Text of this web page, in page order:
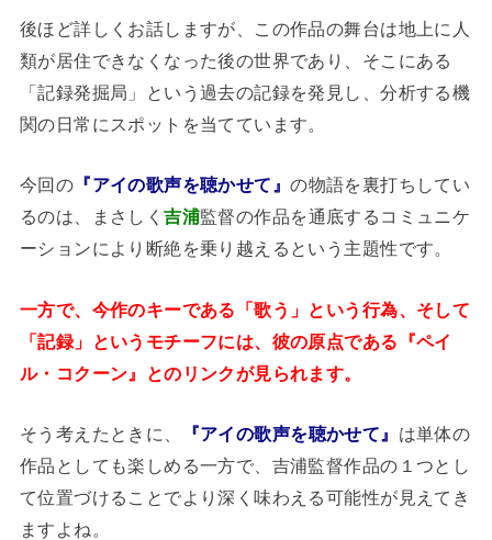
後ほど詳しくお話しますが、この作品の舞台は地上に人
類が居住できなくなった後の世界であり、そこにある
「記録発掘局」という過去の記録を発見し、分析する機
関の日常にスポットを当てています。
今回の 『アイの歌声を聴かせて』の物語を裏打ちしてい
るのは、まさしく吉浦監督の作品を通底するコミュニケ
ーションにより断絶を乗り越えるという主題性です。
一方で、今作のキーである「歌う」という行為、そして
「記録」というモチーフには、彼の原点である『ペイ
ル・コクーン』とのリンクが見られます。
そう考えたときに、 『アイの歌声を聴かせて』 は単体の
作品としても楽しめる一方で、吉浦監督作品の１つとし
て位置づけることでより深く味わえる可能性が見えてき
ますよね。